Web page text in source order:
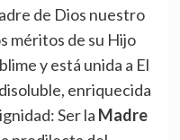
de Dios nuestro
méritos de su Hijo
y está unida a El
enriquecida
Ser la Madre